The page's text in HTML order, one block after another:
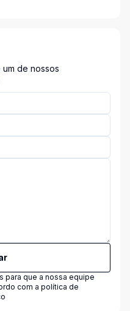
de nossos
para que a nossa equipe
com a política de